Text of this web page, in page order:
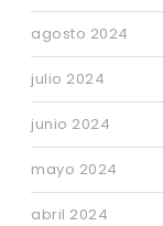
agosto 2024
julio 2024
junio 2024
mayo 2024
abril 2024